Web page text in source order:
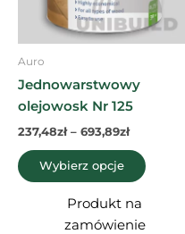
Auro
Jednowarstwowy
olejowosk Nr 125
237,48zł – 693,89zł
Wybierz opcje
można
wybrać
Produkt na
zamówienie